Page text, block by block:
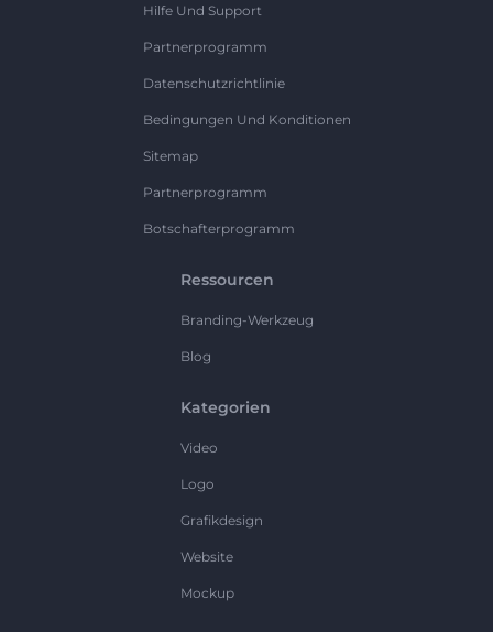
Hilfe Und Support
Partnerprogramm
Datenschutzrichtlinie
Bedingungen Und Konditionen
Sitemap
Partnerprogramm
Botschafterprogramm
Ressourcen
Branding-Werkzeug
Blog
Kategorien
Video
Logo
Grafikdesign
Website
Mockup